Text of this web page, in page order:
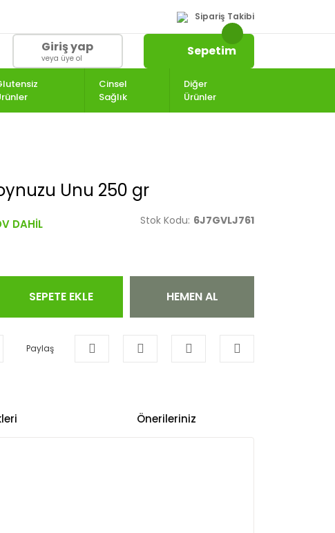
Sipariş Takibi
Giriş yap
veya üye ol Sepetim
Cinsel
Sağlık
Diğer
Ürünler
Unu 250 gr
Stok Kodu: 6J7GVLJ761
SEPETE EKLE HEMEN AL
Paylaş
Önerileriniz